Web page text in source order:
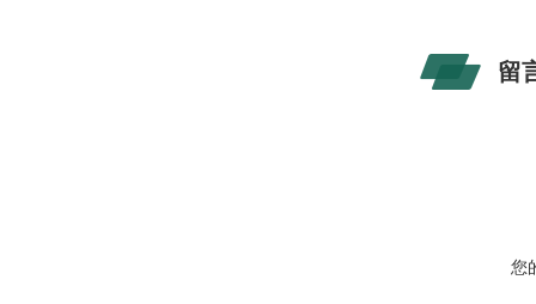
留
您